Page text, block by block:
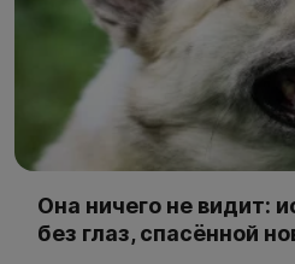
Она ничего не видит:
без глаз, спасённой